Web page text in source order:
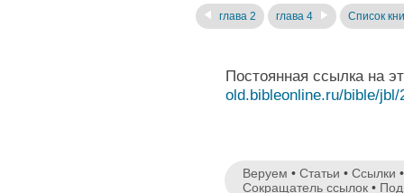
глава 2 глава 4 Список
Постоянная ссылка на
old.bibleonline.ru/bible/jbl/
Веруем • Статьи • Ссылки
Сокращатель ссылок •